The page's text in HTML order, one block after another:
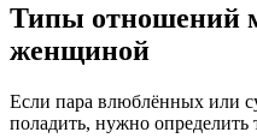
Типы отношений
женщиной
Если пара влюблённых или
поладить, нужно